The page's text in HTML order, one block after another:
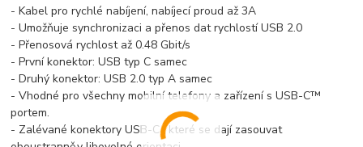
- Kabel pro rychlé nabíjení, nabíjecí proud až 3A
- Umožňuje synchronizaci a přenos dat rychlostí USB 2.0
- Přenosová rychlost až 0.48 Gbit/s
- První konektor: USB typ C samec
- Druhý konektor: USB 2.0 typ A samec
- Vhodné pro všechny mobilní telefony a zařízení s USB-C™
portem.
- Zalévané konektory USB-C , které se dají zasouvat